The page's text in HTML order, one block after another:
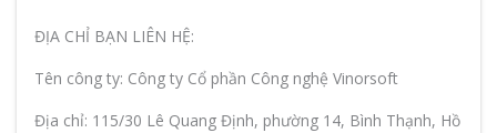
ĐỊA CHỈ BẠN LIÊN HỆ:
Tên công ty: Công ty Cổ phần Công nghệ Vinorsoft
Địa chỉ: 115/30 Lê Quang Định, phường 14, Bình Thạnh, Hồ